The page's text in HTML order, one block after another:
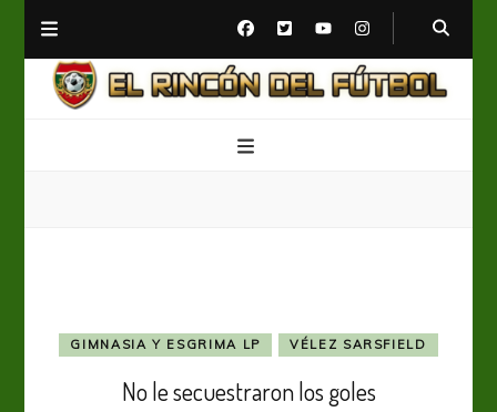
GIMNASIA Y ESGRIMA LP VÉLEZ SARSFIELD
No le secuestraron los goles